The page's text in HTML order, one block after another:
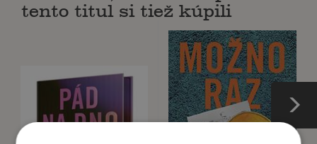
tento titul si tiež kúpili